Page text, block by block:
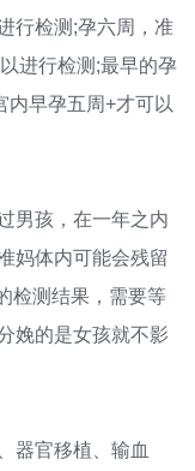
行检测;孕六周，准
进行检测;最早的孕
内早孕五周+才可以
孩，在一年之内
妈体内可能会残留
检测结果，需要等
娩的是女孩就不影
官移植、输血